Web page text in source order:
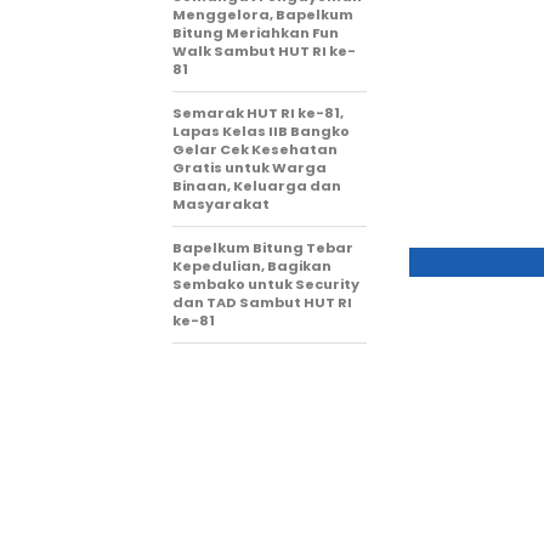
Menggelora, Bapelkum
Bitung Meriahkan Fun
Walk Sambut HUT RI ke-
81
Semarak HUT RI ke-81,
Lapas Kelas IIB Bangko
Gelar Cek Kesehatan
Gratis untuk Warga
Binaan, Keluarga dan
Masyarakat
Bapelkum Bitung Tebar
Kepedulian, Bagikan
Sembako untuk Security
dan TAD Sambut HUT RI
ke-81